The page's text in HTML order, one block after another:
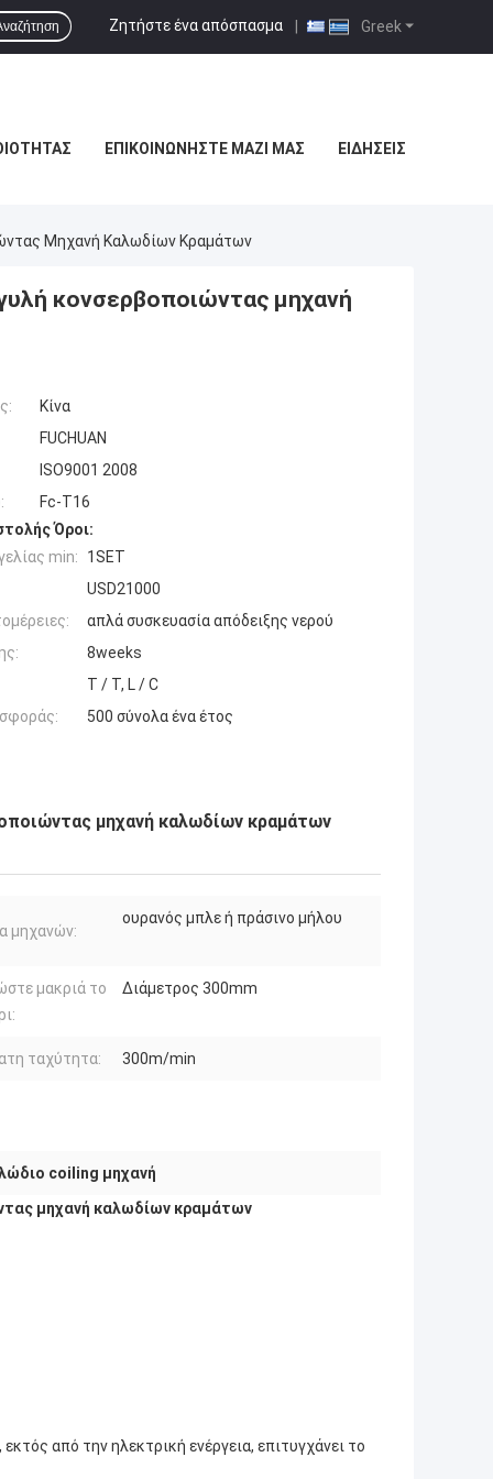
Greek
Ζητήστε ένα απόσπασμα |
ΕΠΙΚΟΙΝΩΝΉΣΤΕ ΜΑΖΊ ΜΑΣ ΕΙΔΉΣΕΙΣ
Μηχανή Καλωδίων Κραμάτων
κονσερβοποιώντας μηχανή
Κίνα
FUCHUAN
ISO9001 2008
Fc-T16
Όροι:
min:
1SET
USD21000
απλά συσκευασία απόδειξης νερού
8weeks
T / T, L / C
500 σύνολα ένα έτος
μηχανή καλωδίων κραμάτων
μηχανών:
ουρανός μπλε ή πράσινο μήλου
μακριά το
Διάμετρος 300mm
ταχύτητα: 300m/min
coiling μηχανή
μηχανή καλωδίων κραμάτων
από την ηλεκτρική ενέργεια, επιτυγχάνει το